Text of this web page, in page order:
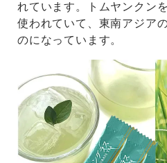
れています。トムヤンクン
使われていて、東南アジア
のになっています。